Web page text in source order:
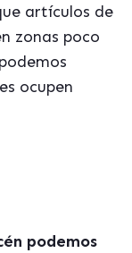
artículos de
zonas poco
ocupen
podemos